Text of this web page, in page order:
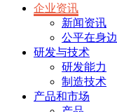
企业资讯
新闻资讯
公平在身边
研发与技术
研发能力
制造技术
产品和市场